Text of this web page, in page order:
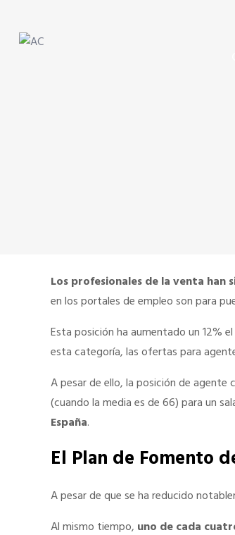
AC
Agentes Comerciales de España
Los profesionales de la venta han
en los portales de empleo son para
Esta posición ha aumentado un 12%
esta categoría, las ofertas para
A pesar de ello, la posición de
(cuando la media es de 66) para un
España.
El Plan de Fomento
A pesar de que se ha reducido
Al mismo tiempo, uno de cada